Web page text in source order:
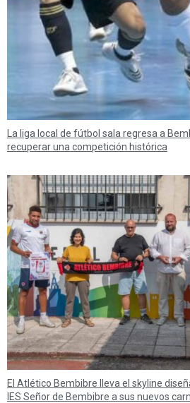
La liga local de fútbol sala regresa a
recuperar una competición histórica
El Atlético Bembibre lleva el skyline
IES Señor de Bembibre a sus nuevos